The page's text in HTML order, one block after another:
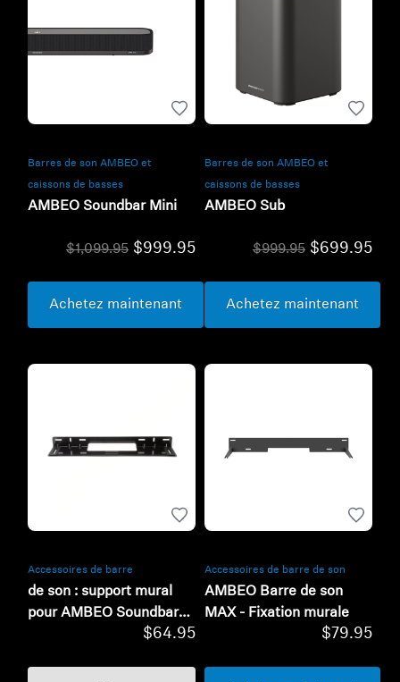
Barres de son AMBEO et
caissons de basses
AMBEO Soundbar Mini
$1,099.95 $999.95
Achetez maintenant
Barres de son AMBEO et
caissons de basses
AMBEO Sub
$999.95 $699.95
Achetez maintenant
Accessoires de barre
de son : support mural
pour AMBEO Soundbar
$64.95
Accessoires de barre de son
AMBEO Barre de son
MAX - Fixation murale
$79.95